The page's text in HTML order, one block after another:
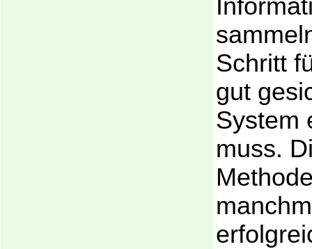
Schritt
gut
System
muss.